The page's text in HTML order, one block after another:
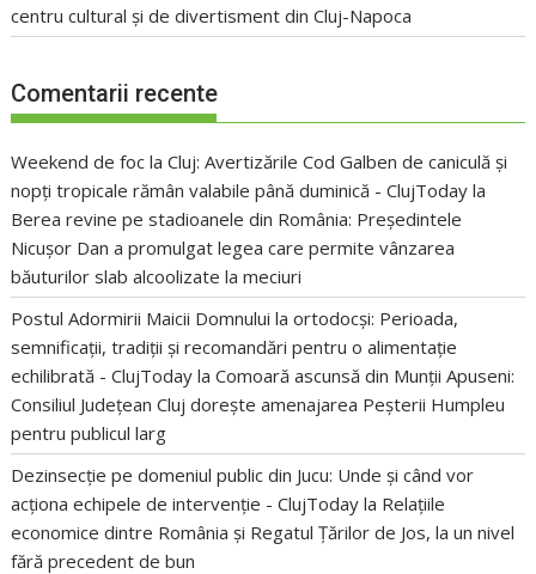
centru cultural și de divertisment din Cluj-Napoca
Comentarii recente
Weekend de foc la Cluj: Avertizările Cod Galben de caniculă și
nopți tropicale rămân valabile până duminică - ClujToday la
Berea revine pe stadioanele din România: Președintele
Nicușor Dan a promulgat legea care permite vânzarea
băuturilor slab alcoolizate la meciuri
Postul Adormirii Maicii Domnului la ortodocși: Perioada,
semnificații, tradiții și recomandări pentru o alimentație
echilibrată - ClujToday laComoară ascunsă din Munții Apuseni:
Consiliul Județean Cluj dorește amenajarea Peșterii Humpleu
pentru publicul larg
Dezinsecție pe domeniul public din Jucu: Unde și când vor
acționa echipele de intervenție - ClujToday la Relațiile
economice dintre România și Regatul Țărilor de Jos, la un nivel
fără precedent de bun